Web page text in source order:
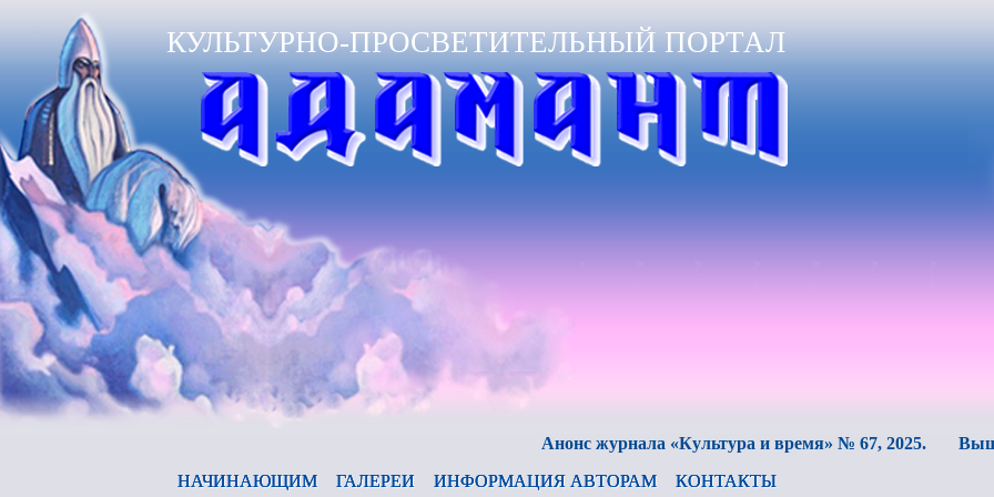
КУЛЬТУРНО-ПРОСВЕТИТЕЛЬНЫЙ ПОРТАЛ
Анонс журнала «Культура и время» № 67, 2025. Вышел в
НАЧИНАЮЩИМ ГАЛЕРЕИ ИНФОРМАЦИЯ АВТОРАМ КОНТАКТЫ